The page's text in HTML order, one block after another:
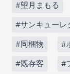
#望月まもる
#サンキューレ
#同梱物 #
#既存客 #